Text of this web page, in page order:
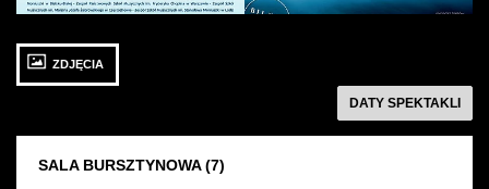
następnyDATY SPEKTAKLI
ZDJĘCIA
SALA BURSZTYNOWA (7)